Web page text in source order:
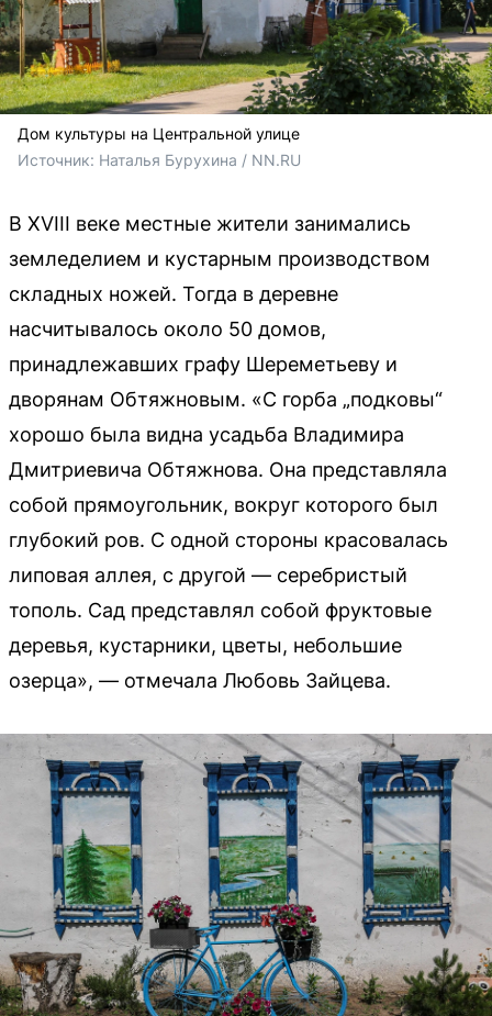
Дом культуры на Центральной улице
Источник: Наталья Бурухина / NN.RU
В XVIII веке местные жители занимались
земледелием и кустарным производством
складных ножей. Тогда в деревне
насчитывалось около 50 домов,
принадлежавших графу Шереметьеву и
дворянам Обтяжновым. «С горба „подковы“
хорошо была видна усадьба Владимира
Дмитриевича Обтяжнова. Она представляла
собой прямоугольник, вокруг которого был
глубокий ров. С одной стороны красовалась
липовая аллея, с другой — серебристый
тополь. Сад представлял собой фруктовые
деревья, кустарники, цветы, небольшие
озерца», — отмечала Любовь Зайцева.